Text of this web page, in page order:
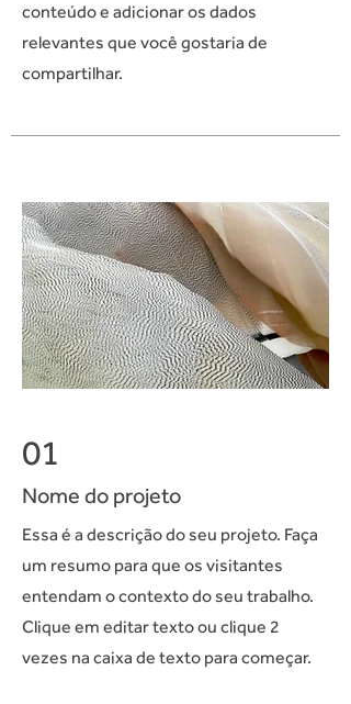
conteúdo e adicionar os dados
relevantes que você gostaria de
compartilhar.
01
Nome do projeto
Essa é a descrição do seu projeto. Faça
um resumo para que os visitantes
entendam o contexto do seu trabalho.
Clique em editar texto ou clique 2
vezes na caixa de texto para começar.